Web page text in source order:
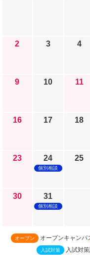
2 3 4
9 10 11
16 17 18
23 24
個別相談
25
30 31
個別相談
オープン オープンキャンパ
入試対策 入試対